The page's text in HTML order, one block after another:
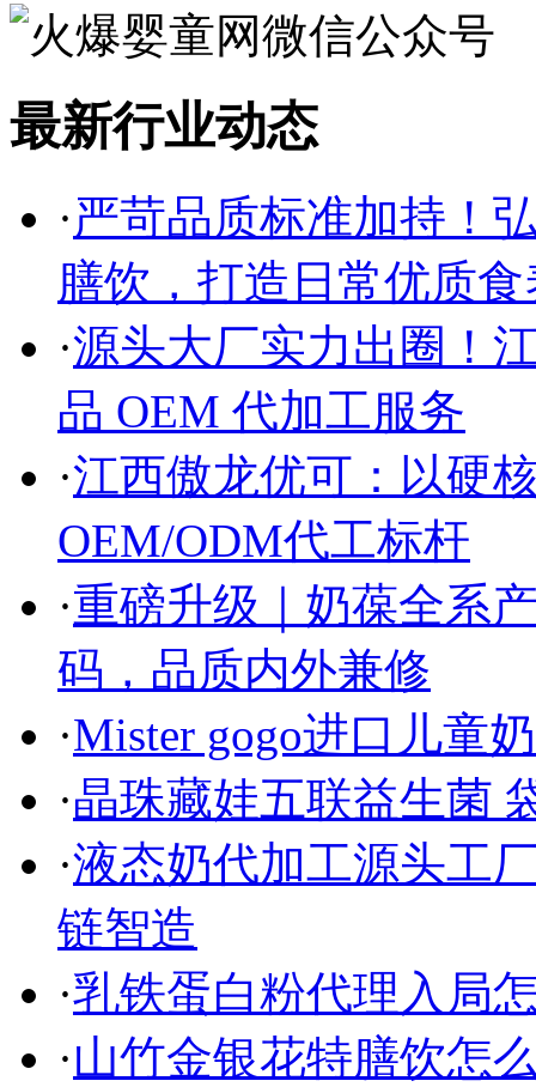
最新行业动态
·严苛品质标准加持！
膳饮，打造日常优质
·源头大厂实力出圈！
品 OEM 代加工服务
·江西傲龙优可：以硬
OEM/ODM代工标杆
·重磅升级｜奶葆全系
码，品质内外兼修
·Mister gogo进口儿童
·晶珠藏娃五联益生菌
·液态奶代加工源头工
链智造
·乳铁蛋白粉代理入局
·山竹金银花特膳饮怎